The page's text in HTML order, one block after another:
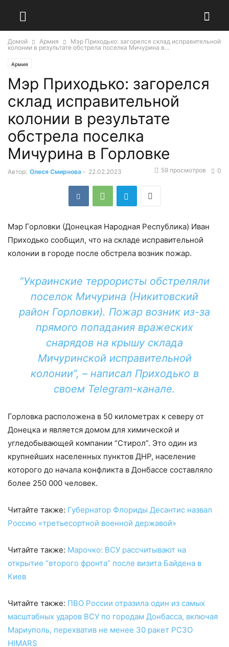
Домой Армия
Мэр Приходько: загорелся склад исправительной
колонии в результате обстрела поселка Мичурина в...
Армия
Мэр Приходько: загорелся
склад исправительной
колонии в результате
обстрела поселка
Мичурина в Горловке
Автор: Олеся Смирнова - 22.02.2023 0
59 просмотров
Мэр Горловки (Донецкая Народная Республика) Иван
Приходько сообщил, что на складе исправительной
колонии в городе после обстрела возник пожар.
“Украинские террористы обстреляли
поселок Мичурина (Никитовский
район Горловки). Пожар возник из-за
прямого попадания вражеских
снарядов на крышу склада
Мичуринской исправительной
колонии”, – написал Приходько в
своем Telegram-канале.
Горловка расположена в 50 километрах к северу от
Донецка и является домом для химической и
угледобывающей компании “Стирол”. Это один из
крупнейших населенных пунктов ДНР, население
которого до начала конфликта в Донбассе составляло
более 250 000 человек.
Читайте также: Губернатор Флориды Десантис назвал
Россию «третьесортной военной державой»
Читайте также: Марочко: ВСУ рассчитывают на
открытие “второго фронта” после визита Байдена в
Киев
Читайте также: ПВО России отразила один из самых
масштабных ударов ВСУ по городам Донбасса, включая
Мариуполь, перехватив не менее 30 ракет РСЗО
HIMARS